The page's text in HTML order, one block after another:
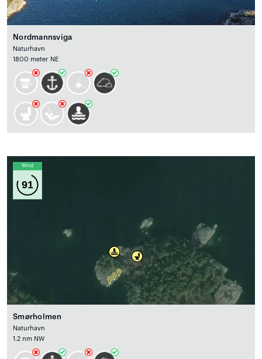
Nordmannsviga
Naturhavn
1800 meter NE
Wind
91
Smørholmen
Naturhavn
1.2 nm NW